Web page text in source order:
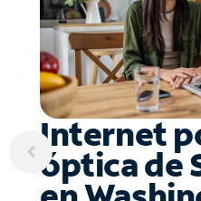
Internet
óptica de